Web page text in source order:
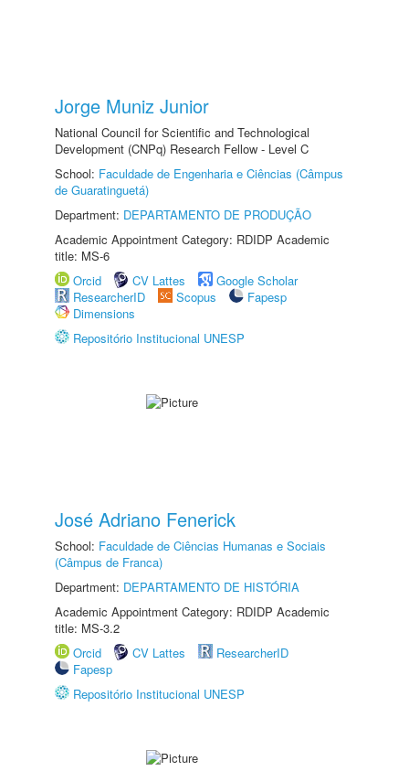
Jorge Muniz Junior
National Council for Scientific and Technological
Development (CNPq) Research Fellow - Level C
School: Faculdade de Engenharia e Ciências (Câmpus
de Guaratinguetá)
Department: DEPARTAMENTO DE PRODUÇÃO
Academic Appointment Category: RDIDP Academic
title: MS-6
Orcid
CV Lattes
Google Scholar
ResearcherID
Scopus
Fapesp
Dimensions
Repositório Institucional UNESP
José Adriano Fenerick
School: Faculdade de Ciências Humanas e Sociais
(Câmpus de Franca)
Department: DEPARTAMENTO DE HISTÓRIA
Academic Appointment Category: RDIDP Academic
title: MS-3.2
Orcid
CV Lattes
ResearcherID
Fapesp
Repositório Institucional UNESP